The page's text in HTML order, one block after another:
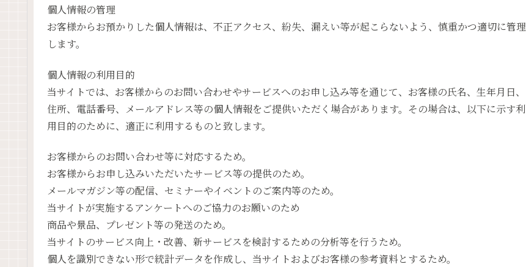
個人情報の管理
お客様からお預かりした個人情報は、不正アクセス、紛失、漏えい等が起こらないよう、慎重かつ適切に管理
します。
個人情報の利用目的
当サイトでは、お客様からのお問い合わせやサービスへのお申し込み等を通じて、お客様の氏名、生年月日、
住所、電話番号、メールアドレス等の個人情報をご提供いただく場合があります。その場合は、以下に示す利
用目的のために、適正に利用するものと致します。
お客様からのお問い合わせ等に対応するため。
お客様からお申し込みいただいたサービス等の提供のため。
メールマガジン等の配信、セミナーやイベントのご案内等のため。
当サイトが実施するアンケートへのご協力のお願いのため
商品や景品、プレゼント等の発送のため。
当サイトのサービス向上・改善、新サービスを検討するための分析等を行うため。
個人を識別できない形で統計データを作成し、当サイトおよびお客様の参考資料とするため。